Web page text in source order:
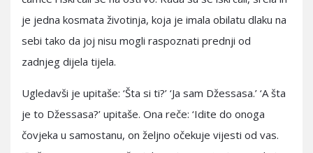
je jedna kosmata životinja, koja je imala obilatu dlaku na
sebi tako da joj nisu mogli raspoznati prednji od
zadnjeg dijela tijela.
Ugledavši je upitaše: ‘Šta si ti?’ ‘Ja sam Džessasa.’ ‘A šta
je to Džessasa?’ upitaše. Ona reče: ‘Idite do onoga
čovjeka u samostanu, on željno očekuje vijesti od vas.